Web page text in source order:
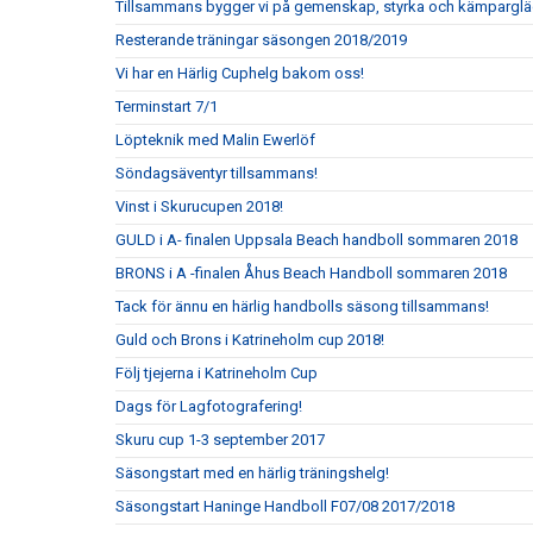
Tillsammans bygger vi på gemenskap, styrka och
Resterande träningar säsongen 2018/2019
Vi har en Härlig Cuphelg bakom oss!
Terminstart 7/1
Löpteknik med Malin Ewerlöf
Söndagsäventyr tillsammans!
Vinst i Skurucupen 2018!
GULD i A- finalen Uppsala Beach handboll sommaren 2018
BRONS i A -finalen Åhus Beach Handboll sommaren 2018
Tack för ännu en härlig handbolls säsong tillsammans!
Guld och Brons i Katrineholm cup 2018!
Följ tjejerna i Katrineholm Cup
Dags för Lagfotografering!
Skuru cup 1-3 september 2017
Säsongstart med en härlig träningshelg!
Säsongstart Haninge Handboll F07/08 2017/2018